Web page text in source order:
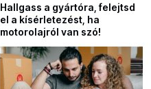
Hallgass a gyártóra, felejtsd
el a kísérletezést, ha
motorolajról van szó!